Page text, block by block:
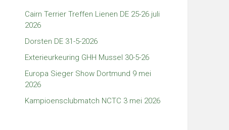
Cairn Terrier Treffen Lienen DE 25-26 juli
2026
Dorsten DE 31-5-2026
Exterieurkeuring GHH Mussel 30-5-26
Europa Sieger Show Dortmund 9 mei
2026
Kampioensclubmatch NCTC 3 mei 2026